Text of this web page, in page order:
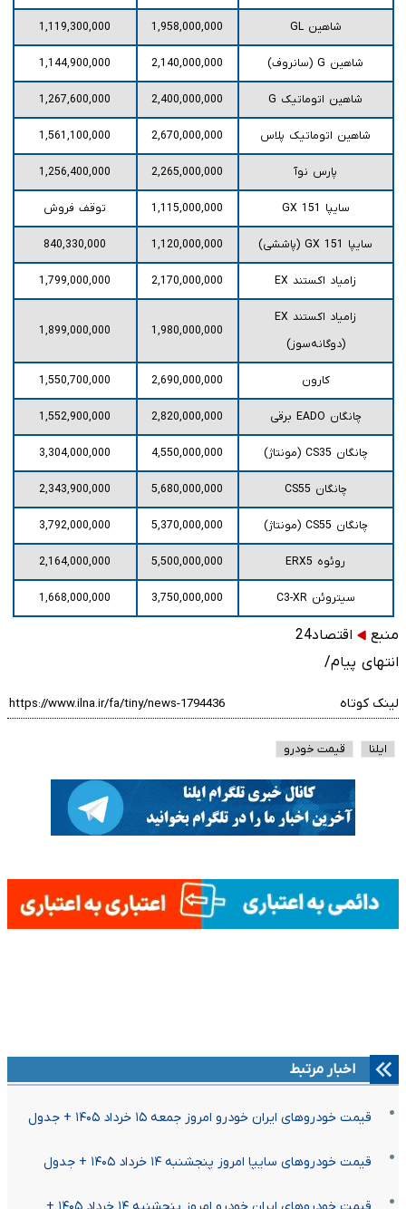
شاهین GL 1,958,000,000
1,119,300,000
شاهین G (سانروف) 2,140,000,000
1,144,900,000
شاهین اتوماتیک G 2,400,000,000
1,267,600,000
شاهین اتوماتیک پلاس 2,670,000,000
1,561,100,000
پارس نوآ 2,265,000,000
1,256,400,000
سایپا 151 GX 1,115,000,000 توقف فروش
سایپا 151 GX (پاششی) 1,120,000,000
840,330,000
زامیاد اکستند EX 2,170,000,000
1,799,000,000
زامیاد اکستند EX
(دوگانه‌سوز)
1,980,000,000
1,899,000,000
کارون 2,690,000,000
1,550,700,000
چانگان EADO برقی 2,820,000,000
1,552,900,000
چانگان CS35 (مونتاژ) 4,550,000,000
3,304,000,000
چانگان CS55 5,680,000,000
2,343,900,000
چانگان CS55 (مونتاژ) 5,370,000,000
3,792,000,000
روئوه ERX5 5,500,000,000
2,164,000,000
سیتروئن C3-XR 3,750,000,000
1,668,000,000
منبع
اقتصاد24
انتهای پیام/
لینک کوتاه
ایلنا قیمت خودرو
اخبار مرتبط
قیمت خودرو‌های ایران خودرو امروز جمعه ۱۵ خرداد ۱۴۰۵ + جدول
قیمت خودرو‌های سایپا امروز پنجشنبه ۱۴ خرداد ۱۴۰۵ + جدول